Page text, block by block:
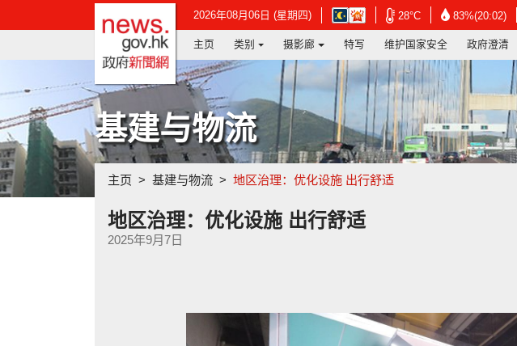
2026年08月06日 (星期四)
在
新
窗
开
启
连
结
-
香
港
天
台
网
28°C在
新
视
窗
开
启
连
结
-
香
港
83%(20:02)在
新
视
窗
开
启
结
-
香
港
政府新闻网主页
主页 类别 摄影廊 特写 维护国家安全 政府澄清
基建与物流
主页 基建与物流 地区治理：优化设施 出行舒适
地区治理：优化设施 出行舒适
2025年9月7日